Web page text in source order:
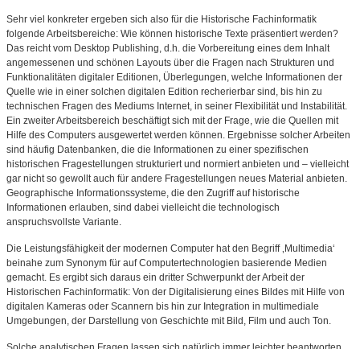
Sehr viel konkreter ergeben sich also für die Historische Fachinformatik
folgende Arbeitsbereiche: Wie können historische Texte präsentiert werden?
Das reicht vom Desktop Publishing, d.h. die Vorbereitung eines dem Inhalt
angemessenen und schönen Layouts über die Fragen nach Strukturen und
Funktionalitäten digitaler Editionen, Überlegungen, welche Informationen der
Quelle wie in einer solchen digitalen Edition recherierbar sind, bis hin zu
technischen Fragen des Mediums Internet, in seiner Flexibilität und Instabilität.
Ein zweiter Arbeitsbereich beschäftigt sich mit der Frage, wie die Quellen mit
Hilfe des Computers ausgewertet werden können. Ergebnisse solcher Arbeiten
sind häufig Datenbanken, die die Informationen zu einer spezifischen
historischen Fragestellungen strukturiert und normiert anbieten und – vielleicht
gar nicht so gewollt auch für andere Fragestellungen neues Material anbieten.
Geographische Informationssysteme, die den Zugriff auf historische
Informationen erlauben, sind dabei vielleicht die technologisch
anspruchsvollste Variante.
Die Leistungsfähigkeit der modernen Computer hat den Begriff ‚Multimedia‘
beinahe zum Synonym für auf Computertechnologien basierende Medien
gemacht. Es ergibt sich daraus ein dritter Schwerpunkt der Arbeit der
Historischen Fachinformatik: Von der Digitalisierung eines Bildes mit Hilfe von
digitalen Kameras oder Scannern bis hin zur Integration in multimediale
Umgebungen, der Darstellung von Geschichte mit Bild, Film und auch Ton.